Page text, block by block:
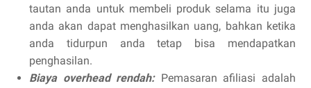
tautan anda untuk membeli produk selama itu juga
anda akan dapat menghasilkan uang, bahkan ketika
anda tidurpun anda tetap bisa mendapatkan
penghasilan.
Biaya overhead rendah: Pemasaran afiliasi adalah